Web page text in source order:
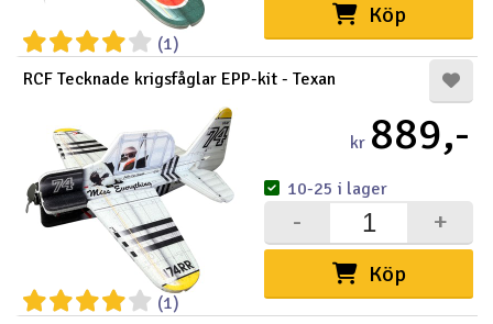
(1)
Köp
RCF Tecknade krigsfåglar EPP-kit - Texan
(1)
kr 889,-
Köp
+
-
10-25 i lager